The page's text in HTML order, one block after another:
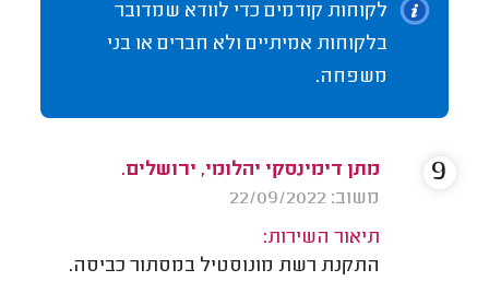
לקוחות קודמים כדי לוודא שמדובר
בלקוחות אמיתיים ולא חברים או בני
משפחה.
מתן דימינסקי יהלומי, ירושלים.
משוב: 22/09/2022
תיאור השירות:
התקנת רשת מונוסטיל במסתור כביסה.
9